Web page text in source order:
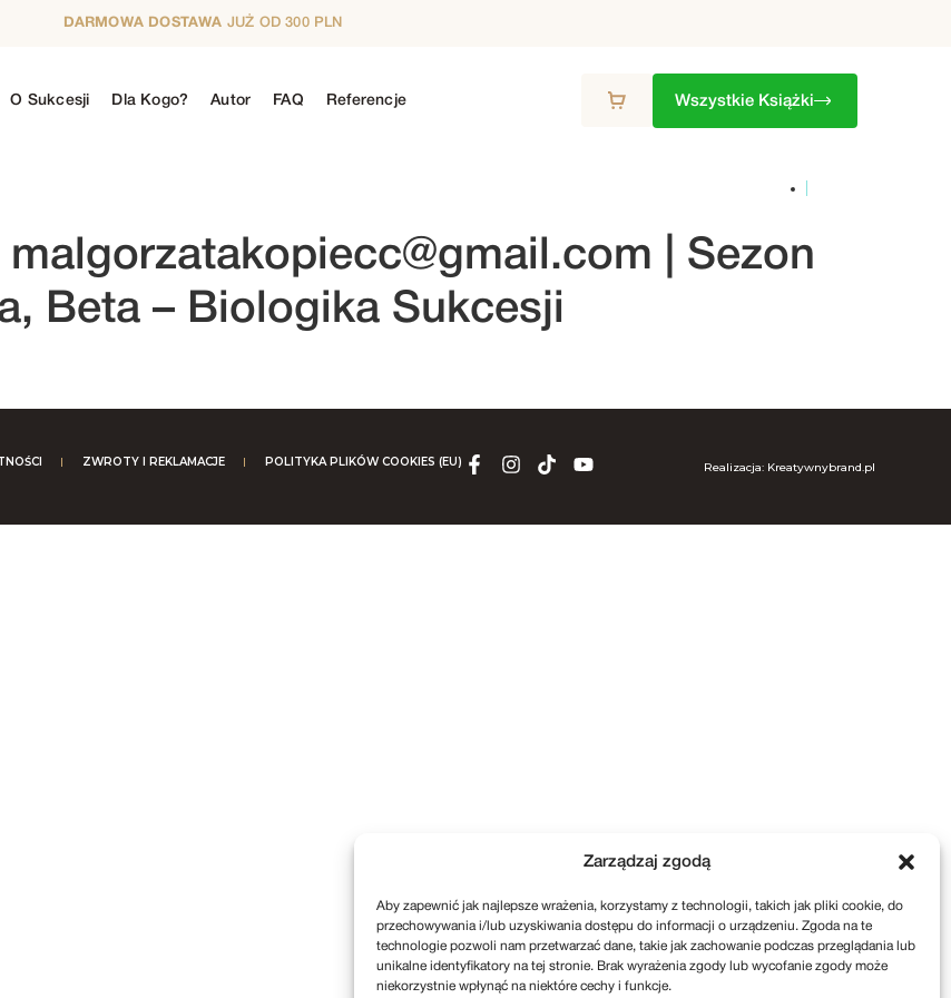
Zarządzaj zgodą
Aby zapewnić jak najlepsze wrażenia, korzystamy z technologii, takich jak pliki cookie, do
przechowywania i/lub uzyskiwania dostępu do informacji o urządzeniu. Zgoda na te
technologie pozwoli nam przetwarzać dane, takie jak zachowanie podczas przeglądania lub
unikalne identyfikatory na tej stronie. Brak wyrażenia zgody lub wycofanie zgody może
niekorzystnie wpłynąć na niektóre cechy i funkcje.
DARMOWA DOSTAWA JUŻ OD 300 PLN
O Sukcesji Dla Kogo? Autor FAQ Referencje Wszystkie Książki
malgorzatakopiecc@gmail.com | Sezon
Beta – Biologika Sukcesji
ZWROTY I REKLAMACJE POLITYKA PLIKÓW COOKIES (EU) Realizacja: Kreatywnybrand.pl